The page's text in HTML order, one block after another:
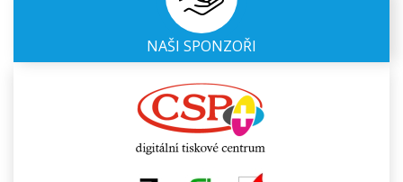
NAŠI SPONZOŘI